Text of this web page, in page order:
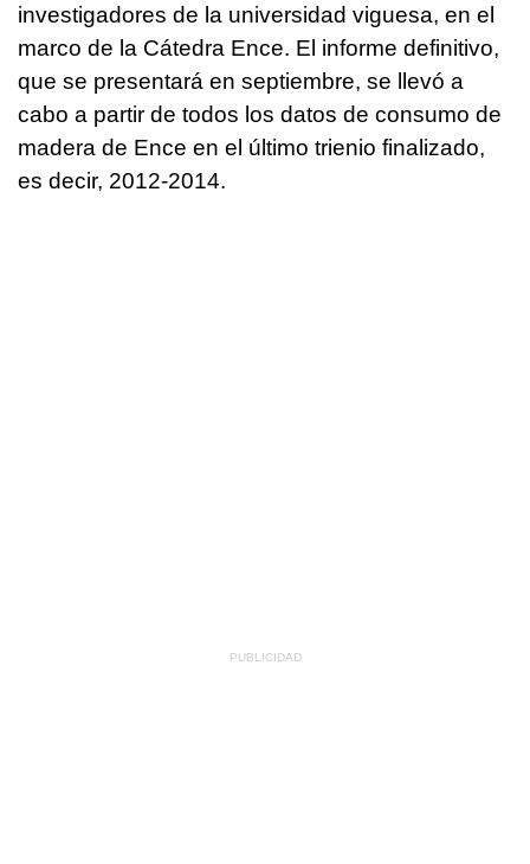
investigadores de la universidad viguesa, en el
marco de la Cátedra Ence. El informe definitivo,
que se presentará en septiembre, se llevó a
cabo a partir de todos los datos de consumo de
madera de Ence en el último trienio finalizado,
es decir, 2012-2014.